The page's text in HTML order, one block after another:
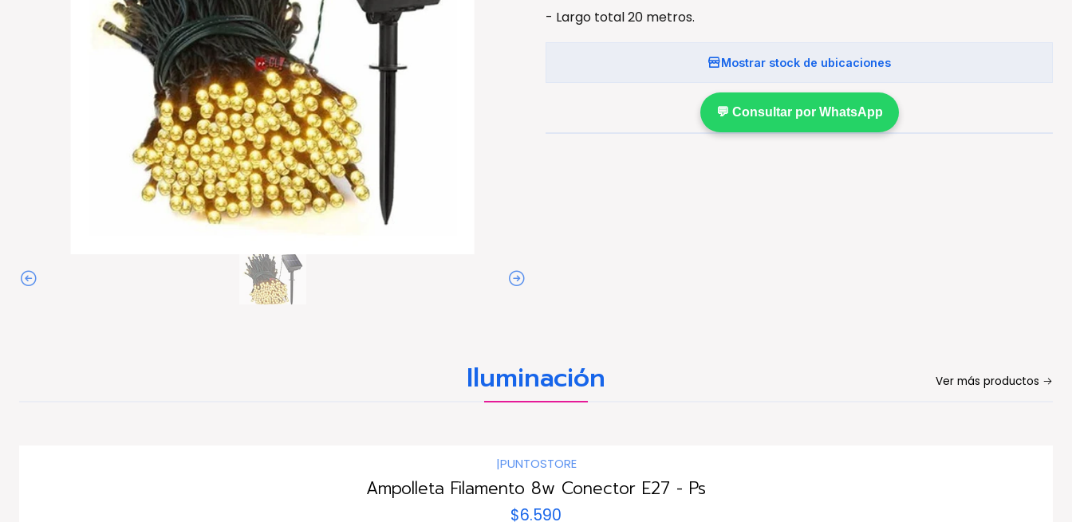
- Largo total 20 metros.
Mostrar stock de ubicaciones
💬 Consultar por WhatsApp
Iluminación Ver más productos
|PUNTOSTORE
Ampolleta Filamento 8w Conector E27 - Ps
$6.590